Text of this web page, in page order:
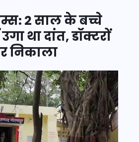
2 साल के बच्चे
था दांत, डॉक्टरों
निकाला